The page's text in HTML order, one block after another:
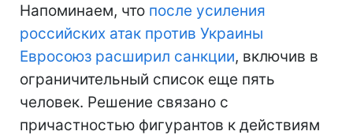
Напоминаем, что после усиления
российских атак против Украины
Евросоюз расширил санкции, включив в
ограничительный список еще пять
человек. Решение связано с
причастностью фигурантов к действиям